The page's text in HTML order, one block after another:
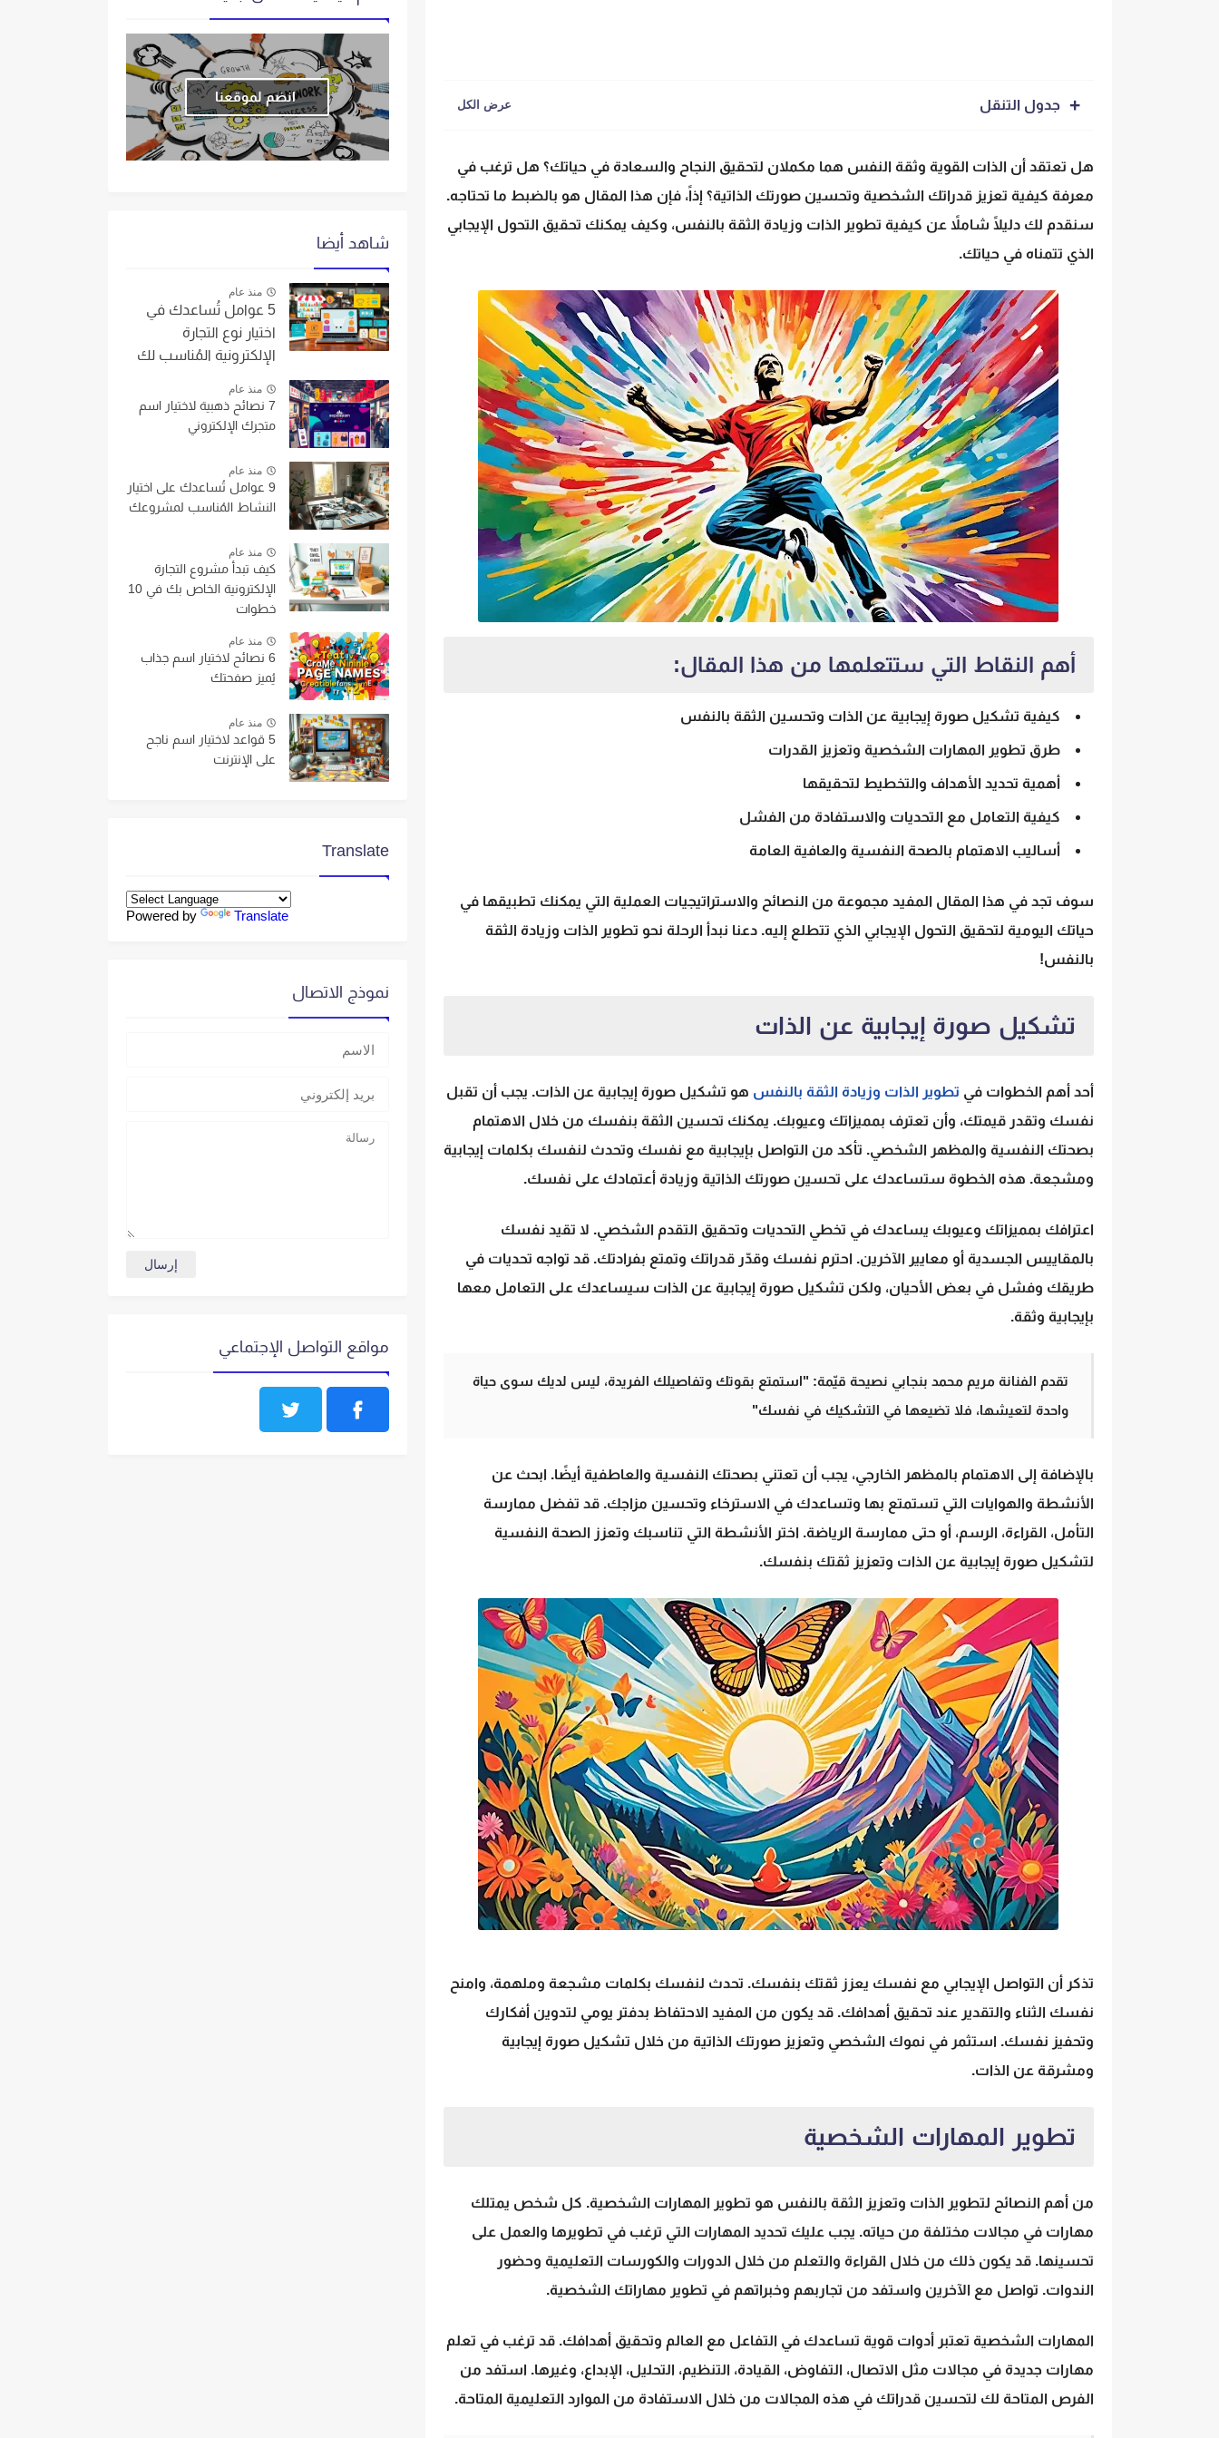
جدول التنقل
هل تعتقد أن الذات القوية وثقة النفس هما مكملان لتحقيق النجاح والسعادة في حياتك؟ هل ترغب في
معرفة كيفية تعزيز قدراتك الشخصية وتحسين صورتك الذاتية؟ إذاً، فإن هذا المقال هو بالضبط ما تحتاجه.
سنقدم لك دليلًا شاملاً عن كيفية تطوير الذات وزيادة الثقة بالنفس، وكيف يمكنك تحقيق التحول الإيجابي
الذي تتمناه في حياتك.
أهم النقاط التي ستتعلمها من هذا المقال:
كيفية تشكيل صورة إيجابية عن الذات وتحسين الثقة بالنفس
طرق تطوير المهارات الشخصية وتعزيز القدرات
أهمية تحديد الأهداف والتخطيط لتحقيقها
كيفية التعامل مع التحديات والاستفادة من الفشل
أساليب الاهتمام بالصحة النفسية والعافية العامة
سوف تجد في هذا المقال المفيد مجموعة من النصائح والاستراتيجيات العملية التي يمكنك تطبيقها في
حياتك اليومية لتحقيق التحول الإيجابي الذي تتطلع إليه. دعنا نبدأ الرحلة نحو تطوير الذات وزيادة الثقة
بالنفس!
تشكيل صورة إيجابية عن الذات
أحد أهم الخطوات في تطوير الذات وزيادة الثقة بالنفس هو تشكيل صورة إيجابية عن الذات. يجب أن تقبل
نفسك وتقدر قيمتك، وأن تعترف بمميزاتك وعيوبك. يمكنك تحسين الثقة بنفسك من خلال الاهتمام
بصحتك النفسية والمظهر الشخصي. تأكد من التواصل بإيجابية مع نفسك وتحدث لنفسك بكلمات إيجابية
ومشجعة. هذه الخطوة ستساعدك على تحسين صورتك الذاتية وزيادة أعتمادك على نفسك.
اعترافك بمميزاتك وعيوبك يساعدك في تخطي التحديات وتحقيق التقدم الشخصي. لا تقيد نفسك
بالمقاييس الجسدية أو معايير الآخرين. احترم نفسك وقدّر قدراتك وتمتع بفرادتك. قد تواجه تحديات في
طريقك وفشل في بعض الأحيان، ولكن تشكيل صورة إيجابية عن الذات سيساعدك على التعامل معها
بإيجابية وثقة.
تقدم الفنانة مريم محمد بنجابي نصيحة قيّمة: "استمتع بقوتك وتفاصيلك الفريدة، ليس لديك سوى حياة
واحدة لتعيشها، فلا تضيعها في التشكيك في نفسك"
بالإضافة إلى الاهتمام بالمظهر الخارجي، يجب أن تعتني بصحتك النفسية والعاطفية أيضًا. ابحث عن
الأنشطة والهوايات التي تستمتع بها وتساعدك في الاسترخاء وتحسين مزاجك. قد تفضل ممارسة
التأمل، القراءة، الرسم، أو حتى ممارسة الرياضة. اختر الأنشطة التي تناسبك وتعزز الصحة النفسية
لتشكيل صورة إيجابية عن الذات وتعزيز ثقتك بنفسك.
تذكر أن التواصل الإيجابي مع نفسك يعزز ثقتك بنفسك. تحدث لنفسك بكلمات مشجعة وملهمة، وامنح
نفسك الثناء والتقدير عند تحقيق أهدافك. قد يكون من المفيد الاحتفاظ بدفتر يومي لتدوين أفكارك
وتحفيز نفسك. استثمر في نموك الشخصي وتعزيز صورتك الذاتية من خلال تشكيل صورة إيجابية
ومشرقة عن الذات.
تطوير المهارات الشخصية
من أهم النصائح لتطوير الذات وتعزيز الثقة بالنفس هو تطوير المهارات الشخصية. كل شخص يمتلك
مهارات في مجالات مختلفة من حياته. يجب عليك تحديد المهارات التي ترغب في تطويرها والعمل على
تحسينها. قد يكون ذلك من خلال القراءة والتعلم من خلال الدورات والكورسات التعليمية وحضور
الندوات. تواصل مع الآخرين واستفد من تجاربهم وخبراتهم في تطوير مهاراتك الشخصية.
المهارات الشخصية تعتبر أدوات قوية تساعدك في التفاعل مع العالم وتحقيق أهدافك. قد ترغب في تعلم
مهارات جديدة في مجالات مثل الاتصال، التفاوض، القيادة، التنظيم، التحليل، الإبداع، وغيرها. استفد من
الفرص المتاحة لك لتحسين قدراتك في هذه المجالات من خلال الاستفادة من الموارد التعليمية المتاحة.
انضم لموقعنا
شاهد أيضا
منذ عام
5 عوامل تُساعدك في
اختيار نوع التجارة
الإلكترونية المُناسب لك
منذ عام
7 نصائح ذهبية لاختيار اسم
متجرك الإلكتروني
منذ عام
9 عوامل تُساعدك على اختيار
النشاط المُناسب لمشروعك
منذ عام
كيف تبدأ مشروع التجارة
الإلكترونية الخاص بك في 10
خطوات
منذ عام
6 نصائح لاختيار اسم جذاب
يُميز صفحتك
منذ عام
5 قواعد لاختيار اسم ناجح
على الإنترنت
Translate
Powered by Translate
نموذج الاتصال
مواقع التواصل الإجتماعي